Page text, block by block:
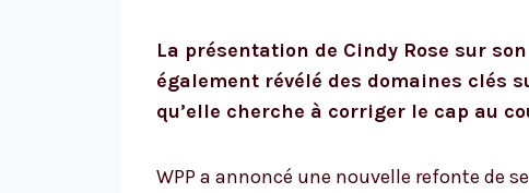
La présentation de Cindy Rose sur
également révélé des domaines clés
qu’elle cherche à corriger le cap au
WPP a annoncé une nouvelle refonte de